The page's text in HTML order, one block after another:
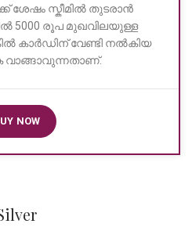
സ്കീമിൽ തുടരാൻ
5000 രൂപ മുഖവിലയുള്ള
കാർഡിന് വേണ്ടി നൽകിയ
വാങ്ങാവുന്നതാണ്.
NOW